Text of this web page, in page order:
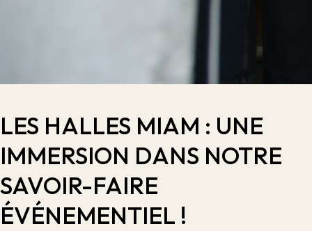
LES HALLES MIAM : UNE
IMMERSION DANS NOTRE
SAVOIR-FAIRE
ÉVÉNEMENTIEL !